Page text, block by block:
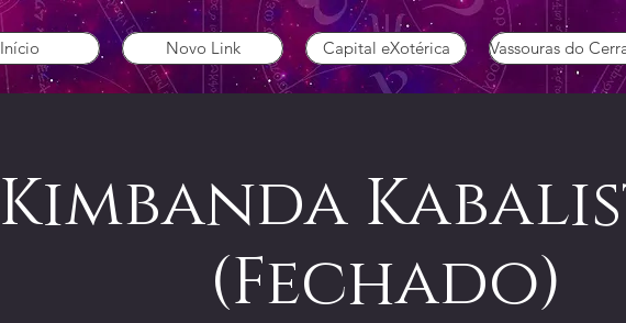
Início Novo Link Capital eXotérica Vassouras do
Kimbanda
(Fechado)